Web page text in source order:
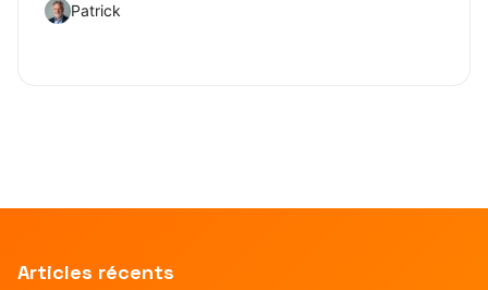
Patrick
Articles récents